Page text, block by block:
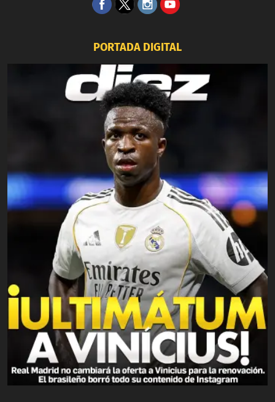
PORTADA DIGITAL